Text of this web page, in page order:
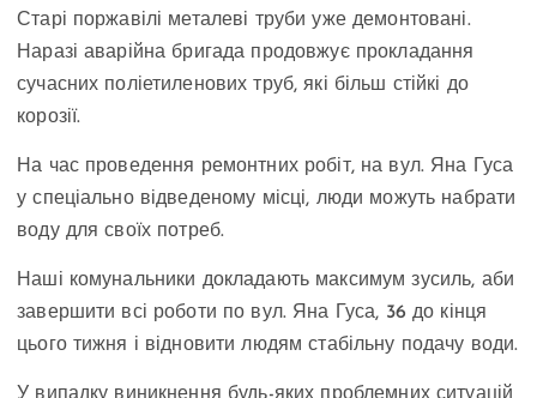
Старі поржавілі металеві труби уже демонтовані.
Наразі аварійна бригада продовжує прокладання
сучасних поліетиленових труб, які більш стійкі до
корозії.
На час проведення ремонтних робіт, на вул. Яна Гуса
у спеціально відведеному місці, люди можуть набрати
воду для своїх потреб.
Наші комунальники докладають максимум зусиль, аби
завершити всі роботи по вул. Яна Гуса, 36 до кінця
цього тижня і відновити людям стабільну подачу води.